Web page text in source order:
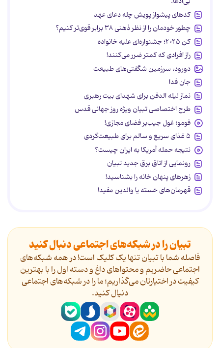
کدهای پیشواز پویش چله دعای عهد
چطور خودمان را از نظر ذهنی ۳۸ برابر قوی‌تر کنیم؟
کن ۲۰۲۵؛ جشنواره‌ای علیه خانواده
راز افرادی که کمتر ضرر می‌کنند!
دورود، سرزمین شگفتی‌های طبیعت
جان فدا
نماز لیله الدفن برای شهدای بیت رهبری
طرح اختصاصی تبیان ویژه روز جهانی قدس
فومو؛ غول جیب‌بر فضای مجازی!
۵ غذای سریع و سالم برای طبیعت‌گردی
نتیجه حمله آمریکا به ایران چیست؟
رونمایی از اتاق برق جدید تبیان
زهرهای پنهان خانه را بشناسید!
قهرمان‌های خسته یا والدین مفید!
تبیان را در شبکه‌های اجتماعی دنبال کنید
فاصله شما با تبیان تنها یک کلیک است! در همه شبکه‌های
اجتماعی حاضریم و محتواهای داغ و دسته اول را با بهترین
کیفیت در اختیارتان می‌گذاریم؛ ما را در شبکه‌های اجتماعی
دنیال کنید.